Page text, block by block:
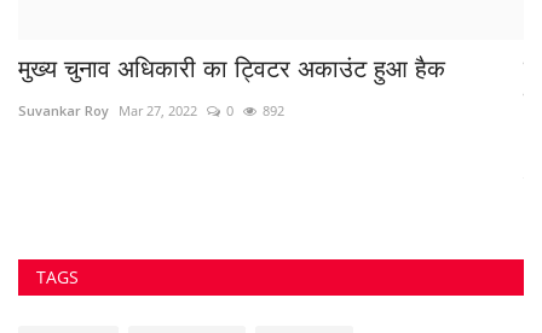
मुख्य चुनाव अधिकारी का ट्विटर अकाउंट हुआ हैक
Suvankar Roy Mar 27, 2022 0 892
TAGS